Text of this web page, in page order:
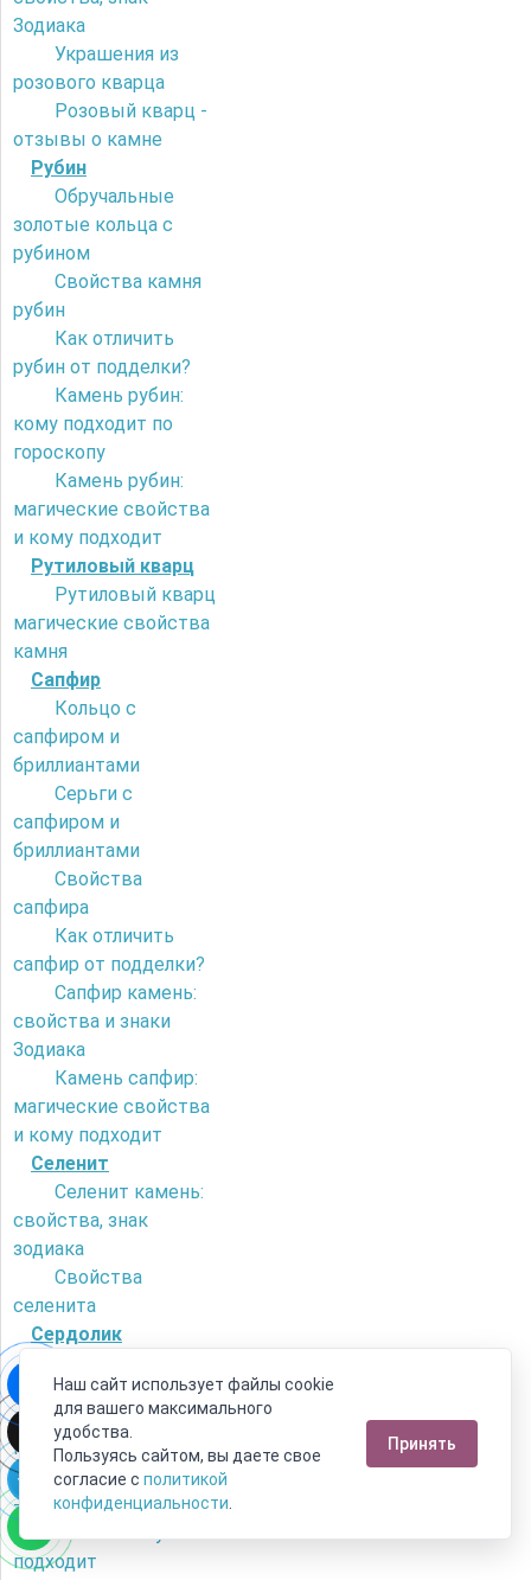
Зодиака
Украшения из
розового кварца
Розовый кварц -
отзывы о камне
Рубин
Обручальные
золотые кольца с
рубином
Свойства камня
рубин
Как отличить
рубин от подделки?
Камень рубин:
кому подходит по
гороскопу
Камень рубин:
магические свойства
и кому подходит
Рутиловый кварц
Рутиловый кварц
магические свойства
камня
Сапфир
Кольцо с
сапфиром и
бриллиантами
Серьги с
сапфиром и
бриллиантами
Свойства
сапфира
Как отличить
сапфир от подделки?
Сапфир камень:
свойства и знаки
Зодиака
Камень сапфир:
магические свойства
и кому подходит
Селенит
Селенит камень:
свойства, знак
зодиака
Свойства
селенита
Сердолик
сердолик от
искусственного
камня?
Камень сердолик
- его магические
свойства и кому
подходит
Наш сайт использует файлы cookie
для вашего максимального
удобства.
Пользуясь сайтом, вы даете свое
согласие с политикой
конфиденциальности
Принять